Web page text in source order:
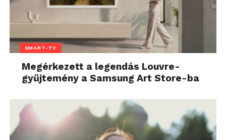
SMART-TV
Megérkezett a legendás Louvre-
gyűjtemény a Samsung Art Store-ba